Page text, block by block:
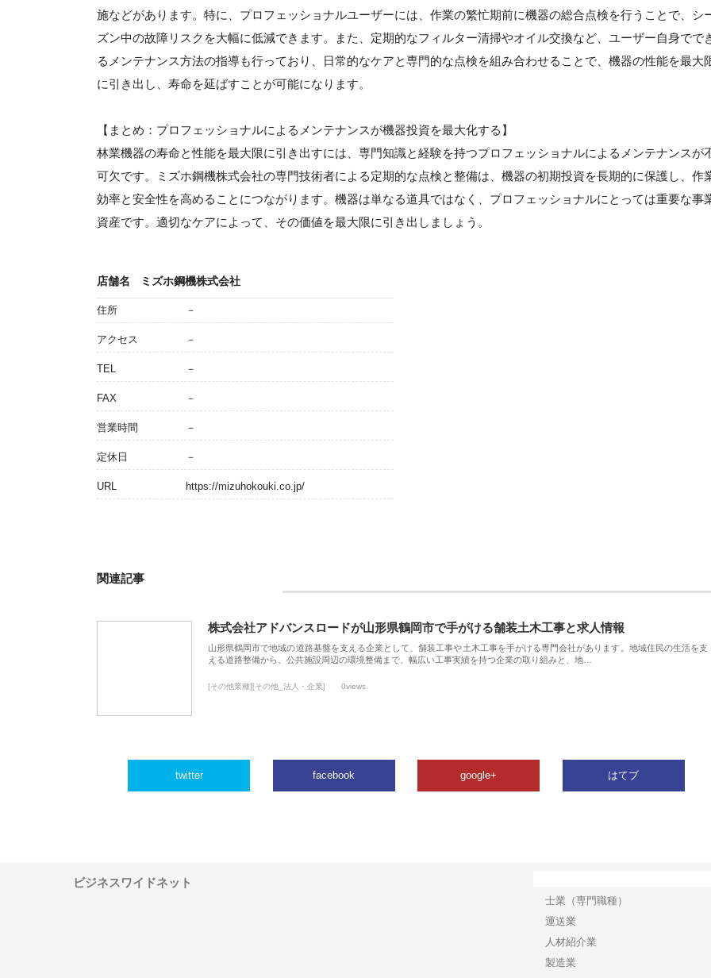
施などがあります。特に、プロフェッショナルユーザーには、作業の繁忙期前に機器の総合点検を行うことで、シ
ズン中の故障リスクを大幅に低減できます。また、定期的なフィルター清掃やオイル交換など、ユーザー自身でで
るメンテナンス方法の指導も行っており、日常的なケアと専門的な点検を組み合わせることで、機器の性能を最大
に引き出し、寿命を延ばすことが可能になります。
【まとめ：プロフェッショナルによるメンテナンスが機器投資を最大化する】
林業機器の寿命と性能を最大限に引き出すには、専門知識と経験を持つプロフェッショナルによるメンテナンスが
可欠です。ミズホ鋼機株式会社の専門技術者による定期的な点検と整備は、機器の初期投資を長期的に保護し、作
効率と安全性を高めることにつながります。機器は単なる道具ではなく、プロフェッショナルにとっては重要な事
資産です。適切なケアによって、その価値を最大限に引き出しましょう。
店舗名 ミズホ鋼機株式会社
住所 －
アクセス －
TEL －
FAX －
営業時間 －
定休日 －
URL https://mizuhokouki.co.jp/
関連記事
株式会社アドバンスロードが山形県鶴岡市で手がける舗装土木工事と求人情報
山形県鶴岡市で地域の道路基盤を支える企業として、舗装工事や土木工事を手がける専門会社があります。地域住民の生活を支
える道路整備から、公共施設周辺の環境整備まで、幅広い工事実績を持つ企業の取り組みと、地…
[その他業種][その他_法人・企業] 0views
twitter facebook google+ はてブ
ビジネスワイドネット
士業（専門職種）
運送業
人材紹介業
製造業